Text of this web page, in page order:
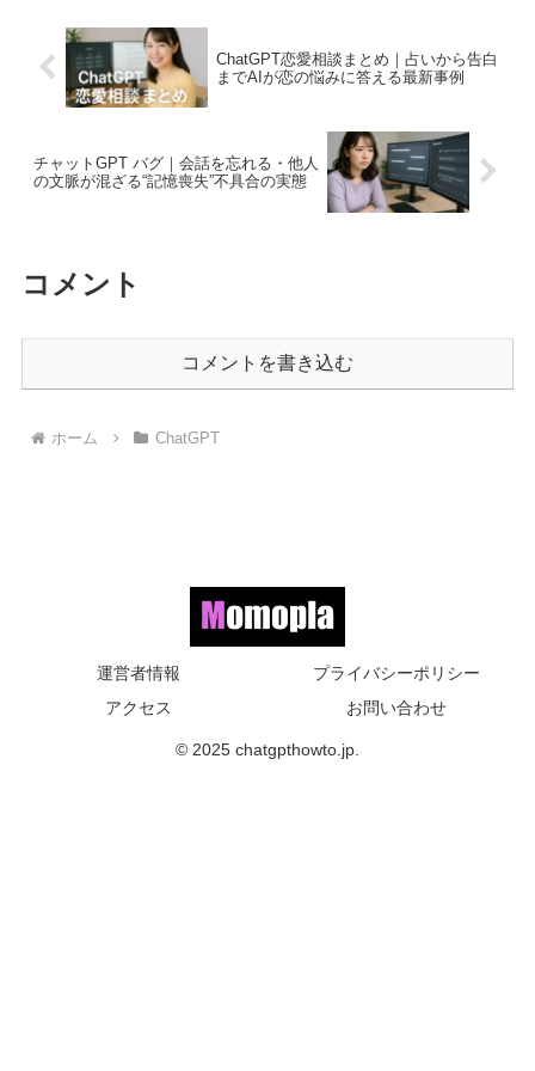
ChatGPT恋愛相談まとめ｜占いから告白
までAIが恋の悩みに答える最新事例
チャットGPT バグ｜会話を忘れる・他人
の文脈が混ざる“記憶喪失”不具合の実態
コメント
コメントを書き込む
ホーム ChatGPT
運営者情報
プライバシーポリシー
アクセス
お問い合わせ
© 2025 chatgpthowto.jp.